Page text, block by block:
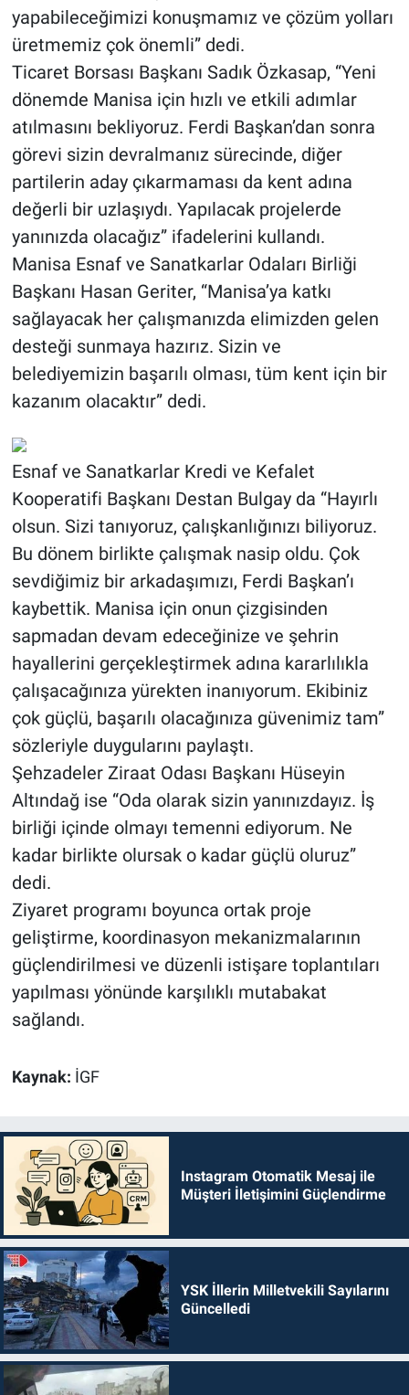
yapabileceğimizi konuşmamız ve çözüm yolları
üretmemiz çok önemli” dedi.
Ticaret Borsası Başkanı Sadık Özkasap, “Yeni
dönemde Manisa için hızlı ve etkili adımlar
atılmasını bekliyoruz. Ferdi Başkan’dan sonra
görevi sizin devralmanız sürecinde, diğer
partilerin aday çıkarmaması da kent adına
değerli bir uzlaşıydı. Yapılacak projelerde
yanınızda olacağız” ifadelerini kullandı.
Manisa Esnaf ve Sanatkarlar Odaları Birliği
Başkanı Hasan Geriter, “Manisa’ya katkı
sağlayacak her çalışmanızda elimizden gelen
desteği sunmaya hazırız. Sizin ve
belediyemizin başarılı olması, tüm kent için bir
kazanım olacaktır” dedi.
Esnaf ve Sanatkarlar Kredi ve Kefalet
Kooperatifi Başkanı Destan Bulgay da “Hayırlı
olsun. Sizi tanıyoruz, çalışkanlığınızı biliyoruz.
Bu dönem birlikte çalışmak nasip oldu. Çok
sevdiğimiz bir arkadaşımızı, Ferdi Başkan’ı
kaybettik. Manisa için onun çizgisinden
sapmadan devam edeceğinize ve şehrin
hayallerini gerçekleştirmek adına kararlılıkla
çalışacağınıza yürekten inanıyorum. Ekibiniz
çok güçlü, başarılı olacağınıza güvenimiz tam”
sözleriyle duygularını paylaştı.
Şehzadeler Ziraat Odası Başkanı Hüseyin
Altındağ ise “Oda olarak sizin yanınızdayız. İş
birliği içinde olmayı temenni ediyorum. Ne
kadar birlikte olursak o kadar güçlü oluruz”
dedi.
Ziyaret programı boyunca ortak proje
geliştirme, koordinasyon mekanizmalarının
güçlendirilmesi ve düzenli istişare toplantıları
yapılması yönünde karşılıklı mutabakat
sağlandı.
Kaynak: İGF
Instagram Otomatik Mesaj ile
Müşteri İletişimini Güçlendirme
YSK İllerin Milletvekili Sayılarını
Güncelledi